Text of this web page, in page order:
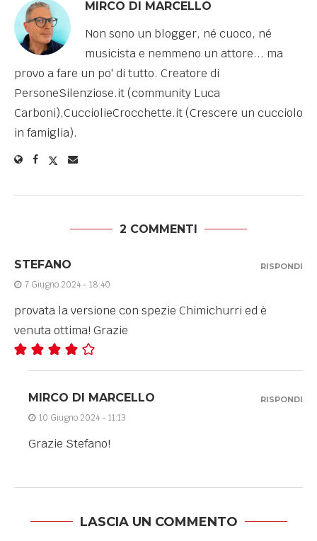
MIRCO DI MARCELLO
Non sono un blogger, né cuoco, né
musicista e nemmeno un attore... ma
provo a fare un po' di tutto. Creatore di
PersoneSilenziose.it (community Luca
Carboni),CucciolieCrocchette.it (Crescere un cucciolo
in famiglia).
2 COMMENTI
STEFANO
7 Giugno 2024 - 18:40
provata la versione con spezie Chimichurri ed è
venuta ottima! Grazie
RISPONDI
MIRCO DI MARCELLO
10 Giugno 2024 - 11:13
Grazie Stefano!
RISPONDI
LASCIA UN COMMENTO